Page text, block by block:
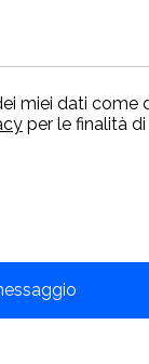
miei dati come
per le finalità